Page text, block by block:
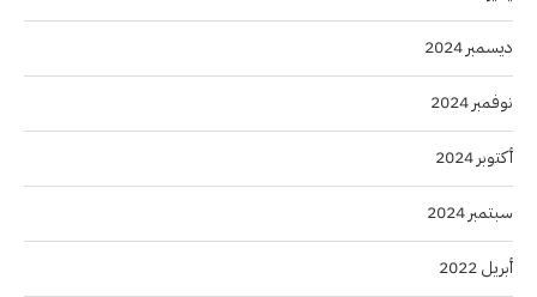
ديسمبر 2024
نوفمبر 2024
أكتوبر 2024
سبتمبر 2024
أبريل 2022